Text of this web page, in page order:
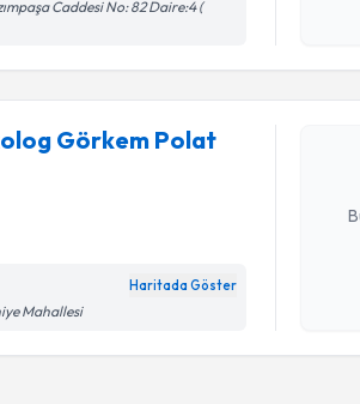
Caddesi No: 82 Daire:4 (
Görkem Polat
Haritada Göster
Mahallesi